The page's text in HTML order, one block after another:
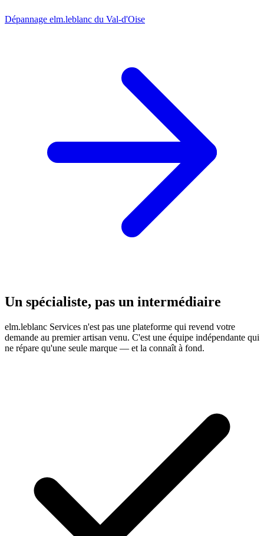
Dépannage elm.leblanc du Val-d'Oise
Un spécialiste, pas un intermédiaire
elm.leblanc Services n'est pas une plateforme qui revend votre
demande au premier artisan venu. C'est une équipe indépendante qui
ne répare qu'une seule marque — et la connaît à fond.